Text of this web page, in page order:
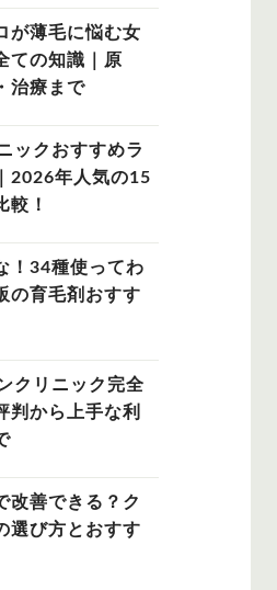
が薄毛に悩む女
ての知識｜原
治療まで
ックおすすめラ
2026年人気の15
較！
！34種使ってわ
の育毛剤おすす
クリニック完全
判から上手な利
改善できる？ク
選び方とおすす